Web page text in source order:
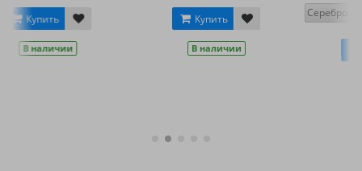
Купить
Серебро
Оранжевый Красный